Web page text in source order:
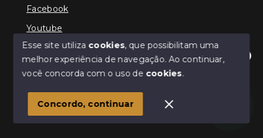
Olá! Estamos disponíveis para te ajudar.
Facebook
Youtube
© Copyright 2026 - Schultz Imóveis - Todos os direitos
SITE PARA IMOBILIARIA
Esse site utiliza cookies, que possibilitam uma
melhor experiência de navegação.Ao continuar,
você concorda com o uso de cookies.
Concordo, continuar